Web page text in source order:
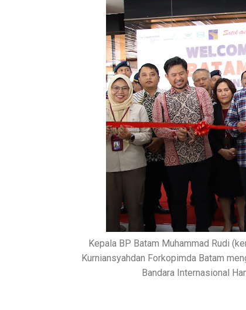
Kepala BP Batam Muhammad Rudi
Kurniansyahdan Forkopimda Batam
Bandara Internasional